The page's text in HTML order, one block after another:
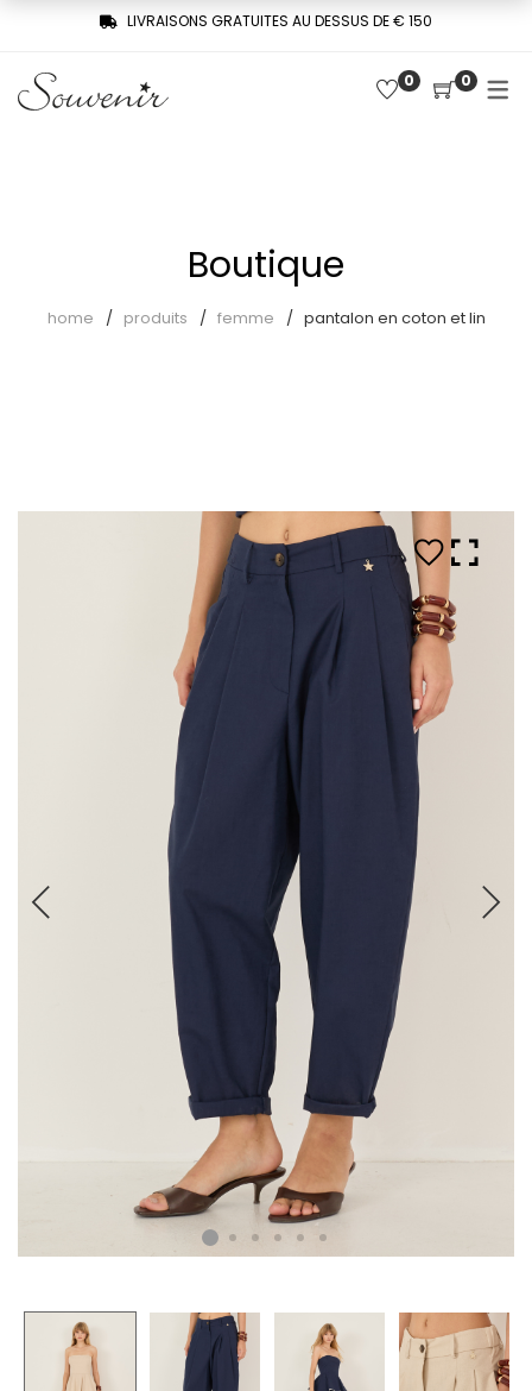
SHOP
Jupes
COLLECTION
LIVRAISONS GRATUITES AU DESSUS DE € 150
0 0
Boutique
home produits femme pantalon en coton et lin